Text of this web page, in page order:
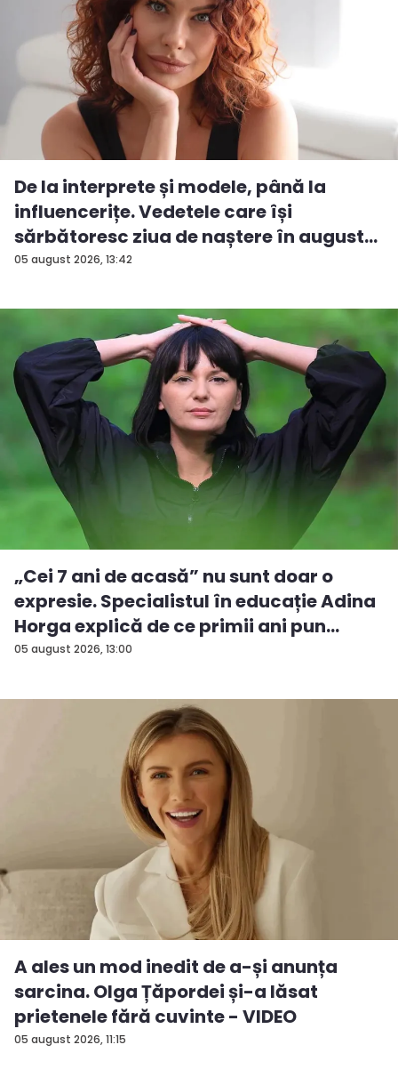
05 august 2026, 13:42
De la interprete și modele, până la
influencerițe. Vedetele care își
sărbătoresc ziua de naștere în august...
05 august 2026, 13:00
„Cei 7 ani de acasă” nu sunt doar o
expresie. Specialistul în educație Adina
Horga explică de ce primii ani pun
baze...
05 august 2026, 11:15
A ales un mod inedit de a-și anunța
sarcina. Olga Țăpordei și-a lăsat
prietenele fără cuvinte - VIDEO